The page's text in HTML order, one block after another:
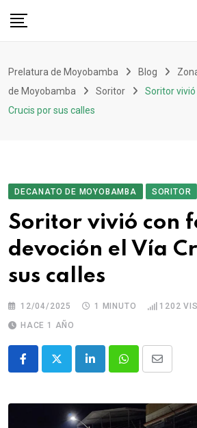
Prelatura de Moyobamba Blog
de Moyobamba
Soritor
Soritor
Crucis por sus calles
DECANATO DE MOYOBAMBA SORITOR
Soritor vivió con
devoción el Vía
sus calles
12/04/2025 1 MINUTO 1202
HACE 1 AÑO